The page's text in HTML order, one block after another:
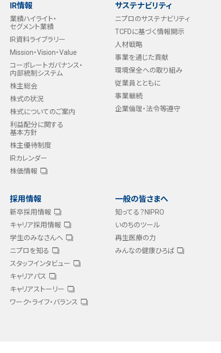
IR情報
業績ハイライト・
セグメント業績
IR資料ライブラリー
Mission・Vision・Value
コーポレートガバナンス・
内部統制システム
株主総会
株式の状況
株式についてのご案内
利益配分に関する
基本方針
株主優待制度
IRカレンダー
株価情報
サステナビリティ
ニプロのサステナビリティ
TCFDに基づく情報開示
人材戦略
事業を通じた貢献
環境保全への取り組み
従業員とともに
事業継続
企業倫理・法令等遵守
採用情報
新卒採用情報
キャリア採用情報
学生のみなさんへ
ニプロを知る
スタッフインタビュー
キャリアパス
キャリアストーリー
ワーク・ライフ・バランス
一般の皆さまへ
知ってる？NIPRO
いのちのツール
再生医療の力
みんなの健康ひろば